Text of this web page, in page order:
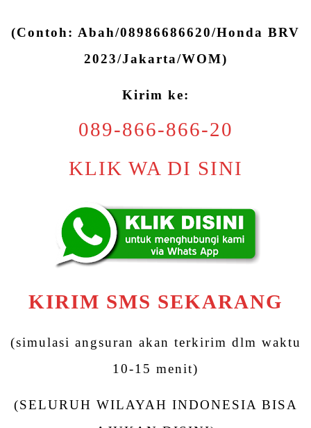
(Contoh: Abah/08986686620/Honda BRV
2023/Jakarta/WOM)
Kirim ke:
089-866-866-20
KLIK WA DI SINI
KIRIM SMS SEKARANG
(simulasi angsuran akan terkirim dlm waktu
10-15 menit)
(SELURUH WILAYAH INDONESIA BISA